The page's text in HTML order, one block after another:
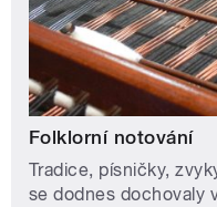
Folklorní notování
Tradice, písničky,
se dodnes dochovaly